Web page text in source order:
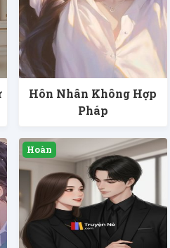
Hôn Nhân Không Hợp
Pháp